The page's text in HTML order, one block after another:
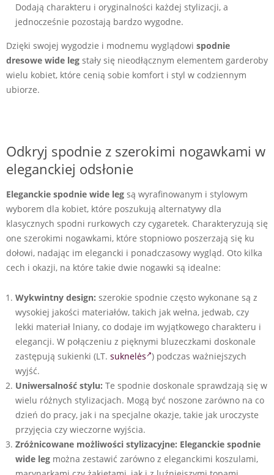
Dodają charakteru i oryginalności każdej stylizacji, a
jednocześnie pozostają bardzo wygodne.
Dzięki swojej wygodzie i modnemu wyglądowi spodnie
dresowe wide leg stały się nieodłącznym elementem garderoby
wielu kobiet, które cenią sobie komfort i styl w codziennym
ubiorze.
Odkryj spodnie z szerokimi nogawkami w
eleganckiej odsłonie
Eleganckie spodnie wide leg są wyrafinowanym i stylowym
wyborem dla kobiet, które poszukują alternatywy dla
klasycznych spodni rurkowych czy cygaretek. Charakteryzują się
one szerokimi nogawkami, które stopniowo poszerzają się ku
dołowi, nadając im elegancki i ponadczasowy wygląd. Oto kilka
cech i okazji, na które takie dwie nogawki są idealne:
Wykwintny design: szerokie spodnie często wykonane są z
wysokiej jakości materiałów, takich jak wełna, jedwab, czy
lekki materiał lniany, co dodaje im wyjątkowego charakteru i
elegancji. W połączeniu z pięknymi bluzeczkami doskonale
zastępują sukienki (LT. suknelės ) podczas ważniejszych
wyjść.
Uniwersalność stylu: Te spodnie doskonale sprawdzają się w
wielu różnych stylizacjach. Mogą być noszone zarówno na co
dzień do pracy, jak i na specjalne okazje, takie jak uroczyste
przyjęcia czy wieczorne wyjścia.
Zróżnicowane możliwości stylizacyjne: Eleganckie spodnie
wide leg można zestawić zarówno z eleganckimi koszulami,